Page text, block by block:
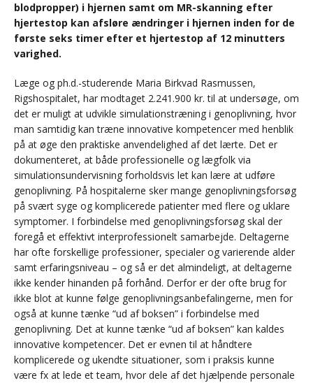
blodpropper) i hjernen samt om MR-skanning efter
hjertestop kan afsløre ændringer i hjernen inden for de
første seks timer efter et hjertestop af 12 minutters
varighed.
Læge og ph.d.-studerende Maria Birkvad Rasmussen,
Rigshospitalet, har modtaget 2.241.900 kr. til at undersøge, om
det er muligt at udvikle simulationstræning i genoplivning, hvor
man samtidig kan træne innovative kompetencer med henblik
på at øge den praktiske anvendelighed af det lærte. Det er
dokumenteret, at både professionelle og lægfolk via
simulationsundervisning forholdsvis let kan lære at udføre
genoplivning. På hospitalerne sker mange genoplivningsforsøg
på svært syge og komplicerede patienter med flere og uklare
symptomer. I forbindelse med genoplivningsforsøg skal der
foregå et effektivt interprofessionelt samarbejde. Deltagerne
har ofte forskellige professioner, specialer og varierende alder
samt erfaringsniveau – og så er det almindeligt, at deltagerne
ikke kender hinanden på forhånd. Derfor er der ofte brug for
ikke blot at kunne følge genoplivningsanbefalingerne, men for
også at kunne tænke “ud af boksen” i forbindelse med
genoplivning. Det at kunne tænke “ud af boksen” kan kaldes
innovative kompetencer. Det er evnen til at håndtere
komplicerede og ukendte situationer, som i praksis kunne
være fx at lede et team, hvor dele af det hjælpende personale